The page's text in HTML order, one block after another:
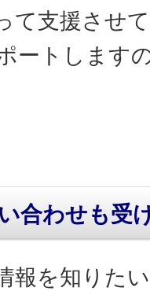
て支援させ
ートします
合わせも受
報を知りた